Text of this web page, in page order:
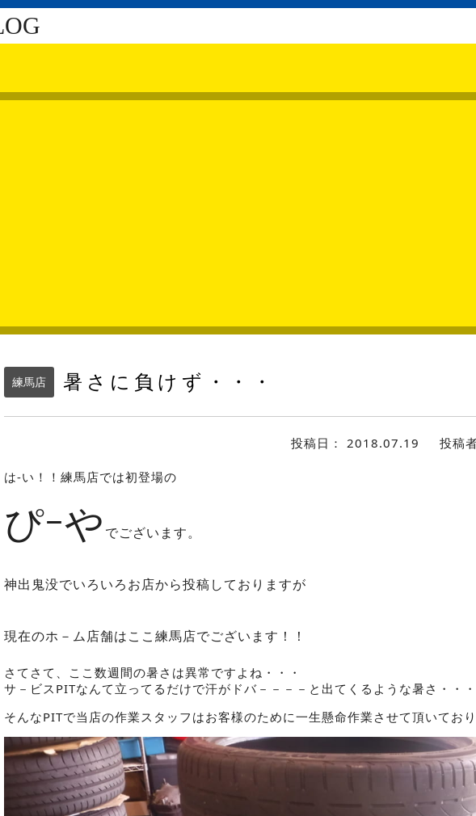
練馬店 暑さに負けず・・・
投稿日： 2018.07.19 投稿
は-い！！練馬店では初登場の
ぴｰや でございます。
神出鬼没でいろいろお店から投稿しておりますが
現在のホ－ム店舗はここ練馬店でございます！！
さてさて、ここ数週間の暑さは異常ですよね・・・
サ－ビスPITなんて立ってるだけで汗がドバ－－－－と出てくるような暑さ・・・
そんなPITで当店の作業スタッフはお客様のために一生懸命作業させて頂いてお